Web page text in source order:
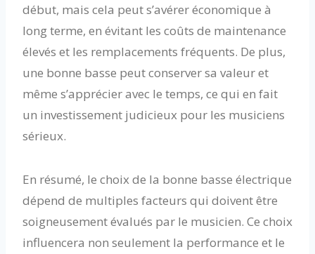
début, mais cela peut s’avérer économique à
long terme, en évitant les coûts de maintenance
élevés et les remplacements fréquents. De plus,
une bonne basse peut conserver sa valeur et
même s’apprécier avec le temps, ce qui en fait
un investissement judicieux pour les musiciens
sérieux.
En résumé, le choix de la bonne basse électrique
dépend de multiples facteurs qui doivent être
soigneusement évalués par le musicien. Ce choix
influencera non seulement la performance et le